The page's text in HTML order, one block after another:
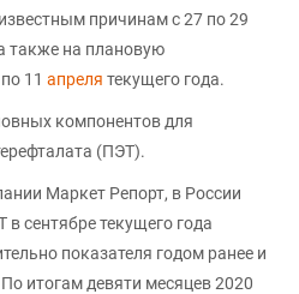
причинам с 27 по 29
также на плановую
11 апреля текущего года.
компонентов для
(ПЭТ).
Маркет Репорт, в России
в сентябре текущего года
показателя годом ранее и
итогам девяти месяцев 2020